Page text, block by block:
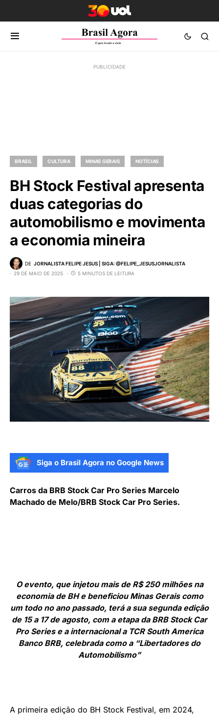
BRASIL CULTURA MINAS GERAIS NOTÍCIAS
BH Stock Festival apresenta
duas categorias do
automobilismo e movimenta
a economia mineira
DE JORNALISTA FELIPE JESUS | SIGA: @FELIPE_JESUSJORNALISTA
29 DE MAIO DE 2025
5 MINUTOS DE LEITURA
Siga o Brasil Agora no Google News
Carros da BRB Stock Car Pro Series Marcelo
Machado de Melo/BRB Stock Car Pro Series.
O evento, que injetou mais de R$ 250 milhões na
economia de BH e beneficiou Minas Gerais como
um todo no ano passado, terá a sua segunda edição
de 15 a 17 de agosto, com a etapa da BRB Stock Car
Pro Series e a internacional a TCR South America
Banco BRB, celebrada como a “Libertadores do
Automobilismo”
A primeira edição do BH Stock Festival, em 2024,